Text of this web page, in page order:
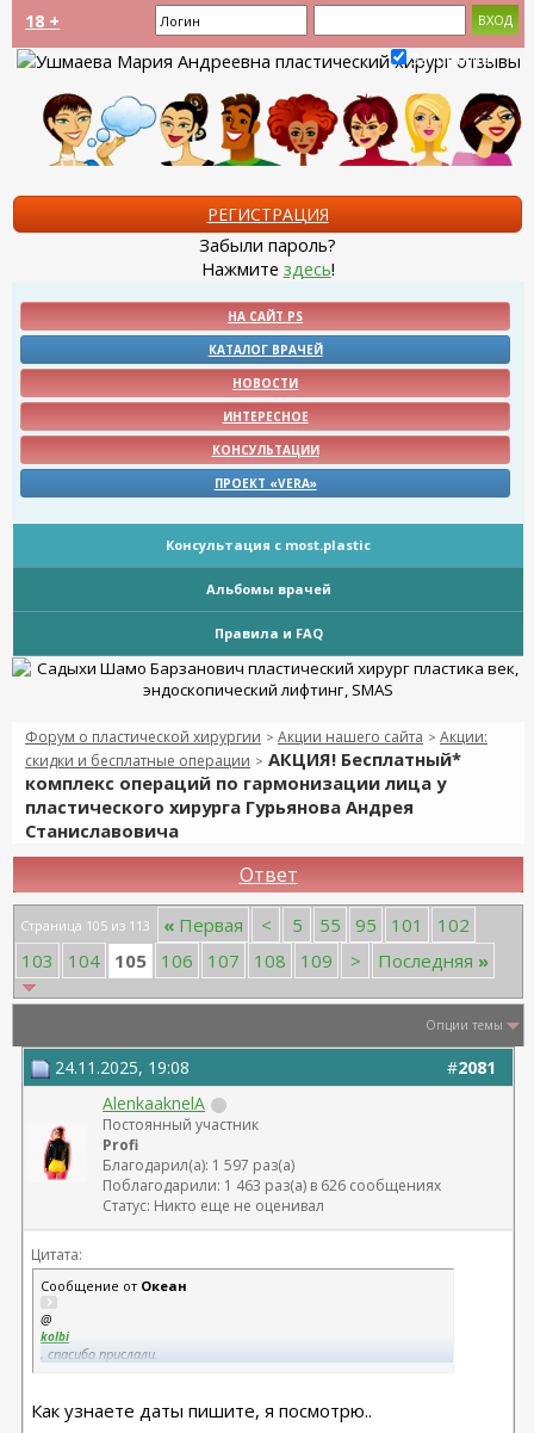
18 +
Запомнить?
РЕГИСТРАЦИЯ
Забыли пароль?
Нажмите здесь!
НА САЙТ PS
КАТАЛОГ ВРАЧЕЙ
НОВОСТИ
ИНТЕРЕСНОЕ
КОНСУЛЬТАЦИИ
ПРОЕКТ «VERA»
Консультация с most.plastic
Альбомы врачей
Правила и FAQ
Форум о пластической хирургии > Акции нашего сайта > Акции:
скидки и бесплатные операции > АКЦИЯ! Бесплатный*
комплекс операций по гармонизации лица у
пластического хирурга Гурьянова Андрея
Станиславовича
Ответ
Страница 105 из 113 « Первая < 5 55 95 101
102
103
104 105 106 107 108 109 > Последняя »
Опции темы
#2081
24.11.2025, 19:08
AlenkaaknelA
Постоянный участник
Profi
Благодарил(а): 1 597 раз(а)
Поблагодарили: 1 463 раз(а) в 626 сообщениях
Статус: Никто еще не оценивал
Цитата:
Сообщение от Океан
@
kolbi
, спасибо прислали.
котам.
Как узнаете даты пишите, я посмотрю..